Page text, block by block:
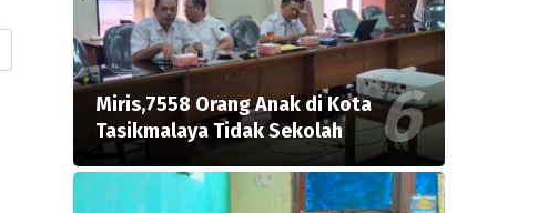
Miris,7558 Orang Anak di Kota
Tasikmalaya Tidak Sekolah